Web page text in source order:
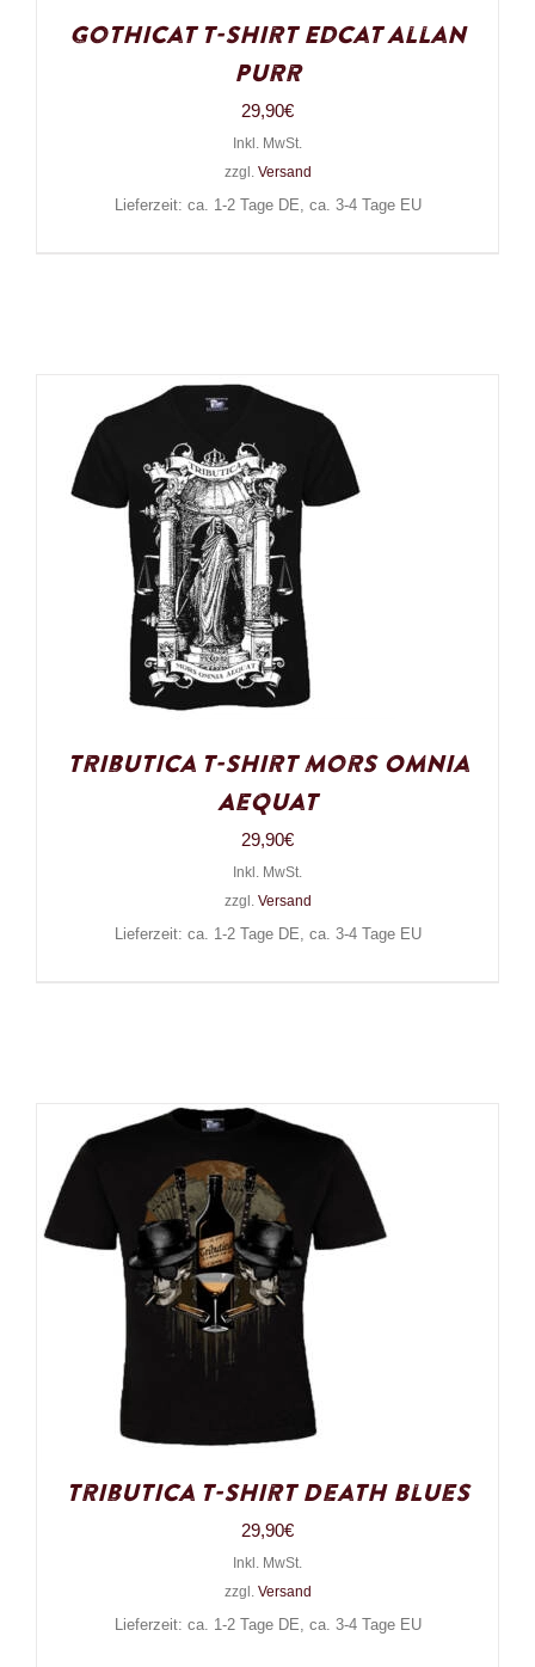
Gothicat T-Shirt Edcat Allan
Purr
29,90€
Inkl. MwSt.
zzgl. Versand
Lieferzeit: ca. 1-2 Tage DE, ca. 3-4 Tage EU
Tributica T-Shirt Mors Omnia
Aequat
29,90€
Inkl. MwSt.
zzgl. Versand
Lieferzeit: ca. 1-2 Tage DE, ca. 3-4 Tage EU
Tributica T-Shirt Death Blues
29,90€
Inkl. MwSt.
zzgl. Versand
Lieferzeit: ca. 1-2 Tage DE, ca. 3-4 Tage EU